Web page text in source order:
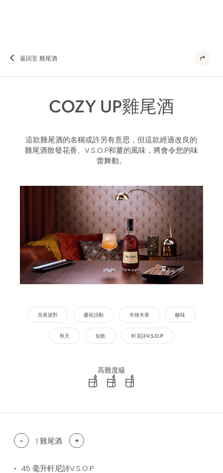
返回至 雞尾酒
COZY UP雞尾酒
這款雞尾酒的名稱或許另有意思，但這款經過改良的
雞尾酒散發花香、V.S.O.P和薑的風味，將會令您的味
蕾舞動。
良夜派對 慶祝活動 辛辣木香 酸味
秋天 短飲 軒尼詩V.S.O.P
高難度級
difficulty level: easy
difficulty level: intermediate
difficulty level: advanced
- 1 雞尾酒 +
45 毫升軒尼詩V.S.O.P